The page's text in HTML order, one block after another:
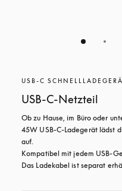
USB-C
USB-C-Netzteil
Ob zu Hause, im Büro oder
45W USB‑C-Ladegerät lädst
auf.
Kompatibel mit jedem USB-
Das Ladekabel ist separat